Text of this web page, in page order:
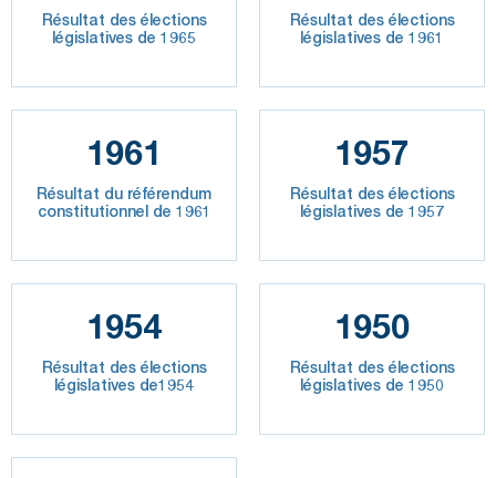
Résultat des élections
législatives de 1965
Résultat des élections
législatives de 1961
1961
Résultat du référendum
constitutionnel de 1961
1957
Résultat des élections
législatives de 1957
1954
Résultat des élections
législatives de1954
1950
Résultat des élections
législatives de 1950